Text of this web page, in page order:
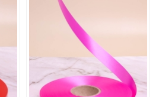
2см*100м (простая)
синий